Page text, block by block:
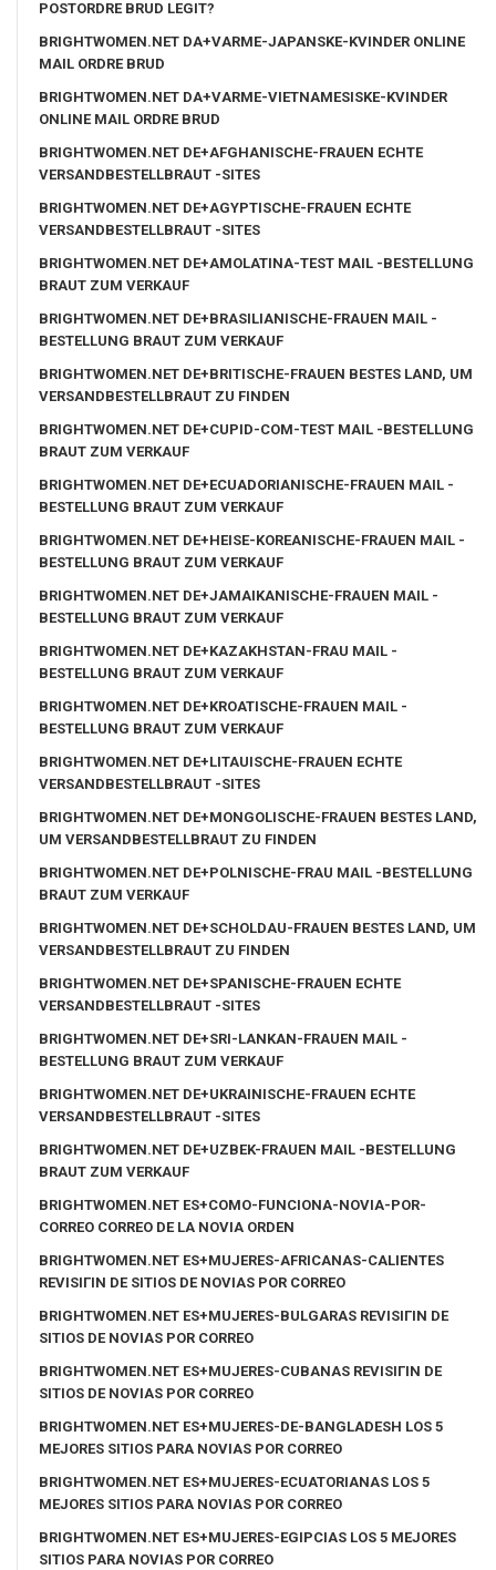
POSTORDRE BRUD LEGIT?
BRIGHTWOMEN.NET DA+VARME-JAPANSKE-KVINDER ONLINE
MAIL ORDRE BRUD
BRIGHTWOMEN.NET DA+VARME-VIETNAMESISKE-KVINDER
ONLINE MAIL ORDRE BRUD
BRIGHTWOMEN.NET DE+AFGHANISCHE-FRAUEN ECHTE
VERSANDBESTELLBRAUT -SITES
BRIGHTWOMEN.NET DE+AGYPTISCHE-FRAUEN ECHTE
VERSANDBESTELLBRAUT -SITES
BRIGHTWOMEN.NET DE+AMOLATINA-TEST MAIL -BESTELLUNG
BRAUT ZUM VERKAUF
BRIGHTWOMEN.NET DE+BRASILIANISCHE-FRAUEN MAIL -
BESTELLUNG BRAUT ZUM VERKAUF
BRIGHTWOMEN.NET DE+BRITISCHE-FRAUEN BESTES LAND, UM
VERSANDBESTELLBRAUT ZU FINDEN
BRIGHTWOMEN.NET DE+CUPID-COM-TEST MAIL -BESTELLUNG
BRAUT ZUM VERKAUF
BRIGHTWOMEN.NET DE+ECUADORIANISCHE-FRAUEN MAIL -
BESTELLUNG BRAUT ZUM VERKAUF
BRIGHTWOMEN.NET DE+HEISE-KOREANISCHE-FRAUEN MAIL -
BESTELLUNG BRAUT ZUM VERKAUF
BRIGHTWOMEN.NET DE+JAMAIKANISCHE-FRAUEN MAIL -
BESTELLUNG BRAUT ZUM VERKAUF
BRIGHTWOMEN.NET DE+KAZAKHSTAN-FRAU MAIL -
BESTELLUNG BRAUT ZUM VERKAUF
BRIGHTWOMEN.NET DE+KROATISCHE-FRAUEN MAIL -
BESTELLUNG BRAUT ZUM VERKAUF
BRIGHTWOMEN.NET DE+LITAUISCHE-FRAUEN ECHTE
VERSANDBESTELLBRAUT -SITES
BRIGHTWOMEN.NET DE+MONGOLISCHE-FRAUEN BESTES LAND,
UM VERSANDBESTELLBRAUT ZU FINDEN
BRIGHTWOMEN.NET DE+POLNISCHE-FRAU MAIL -BESTELLUNG
BRAUT ZUM VERKAUF
BRIGHTWOMEN.NET DE+SCHOLDAU-FRAUEN BESTES LAND, UM
VERSANDBESTELLBRAUT ZU FINDEN
BRIGHTWOMEN.NET DE+SPANISCHE-FRAUEN ECHTE
VERSANDBESTELLBRAUT -SITES
BRIGHTWOMEN.NET DE+SRI-LANKAN-FRAUEN MAIL -
BESTELLUNG BRAUT ZUM VERKAUF
BRIGHTWOMEN.NET DE+UKRAINISCHE-FRAUEN ECHTE
VERSANDBESTELLBRAUT -SITES
BRIGHTWOMEN.NET DE+UZBEK-FRAUEN MAIL -BESTELLUNG
BRAUT ZUM VERKAUF
BRIGHTWOMEN.NET ES+COMO-FUNCIONA-NOVIA-POR-
CORREO CORREO DE LA NOVIA ORDEN
BRIGHTWOMEN.NET ES+MUJERES-AFRICANAS-CALIENTES
REVISIГІN DE SITIOS DE NOVIAS POR CORREO
BRIGHTWOMEN.NET ES+MUJERES-BULGARAS REVISIГІN DE
SITIOS DE NOVIAS POR CORREO
BRIGHTWOMEN.NET ES+MUJERES-CUBANAS REVISIГІN DE
SITIOS DE NOVIAS POR CORREO
BRIGHTWOMEN.NET ES+MUJERES-DE-BANGLADESH LOS 5
MEJORES SITIOS PARA NOVIAS POR CORREO
BRIGHTWOMEN.NET ES+MUJERES-ECUATORIANAS LOS 5
MEJORES SITIOS PARA NOVIAS POR CORREO
BRIGHTWOMEN.NET ES+MUJERES-EGIPCIAS LOS 5 MEJORES
SITIOS PARA NOVIAS POR CORREO